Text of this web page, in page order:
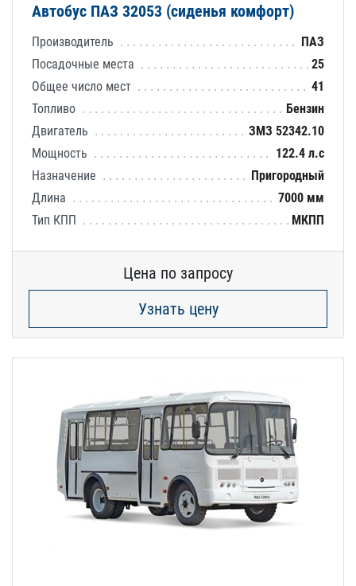
Автобус ПАЗ 32053 (сиденья комфорт)
Производитель
ПАЗ
Посадочные места
25
Общее число мест
41
Топливо
Бензин
Двигатель
ЗМЗ 52342.10
Мощность
122.4 л.с
Назначение
Пригородный
Длина
7000 мм
Тип КПП
МКПП
Цена по запросу
Узнать цену